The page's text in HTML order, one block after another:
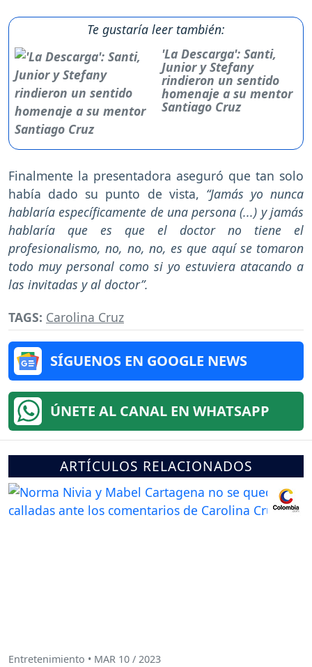
Te gustaría leer también:
'La Descarga': Santi,
Junior y Stefany
rindieron un sentido
homenaje a su mentor
Santiago Cruz
Finalmente la presentadora aseguró que tan solo
había dado su punto de vista, “Jamás yo nunca
hablaría específicamente de una persona (...) y jamás
hablaría que es que el doctor no tiene el
profesionalismo, no, no, no, es que aquí se tomaron
todo muy personal como si yo estuviera atacando a
las invitadas y al doctor”.
TAGS: Carolina Cruz
SÍGUENOS EN GOOGLE NEWS
ÚNETE AL CANAL EN WHATSAPP
ARTÍCULOS RELACIONADOS
Entretenimiento • MAR 10 / 2023